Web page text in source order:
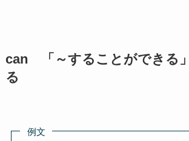
can 「～することができる
る
例文